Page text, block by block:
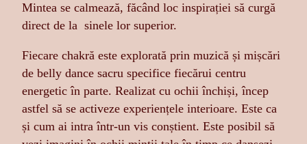
Mintea se calmează, făcând loc inspirației să curgă
direct de la sinele lor superior.
Fiecare chakră este explorată prin muzică și mișcări
de belly dance sacru specifice fiecărui centru
energetic în parte. Realizat cu ochii închiși, încep
astfel să se activeze experiențele interioare. Este ca
și cum ai intra într-un vis conștient. Este posibil să